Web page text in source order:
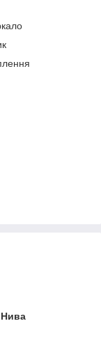
Нива